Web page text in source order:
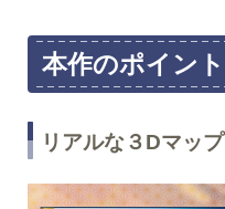
本作のポイント
リアルな３Dマップ